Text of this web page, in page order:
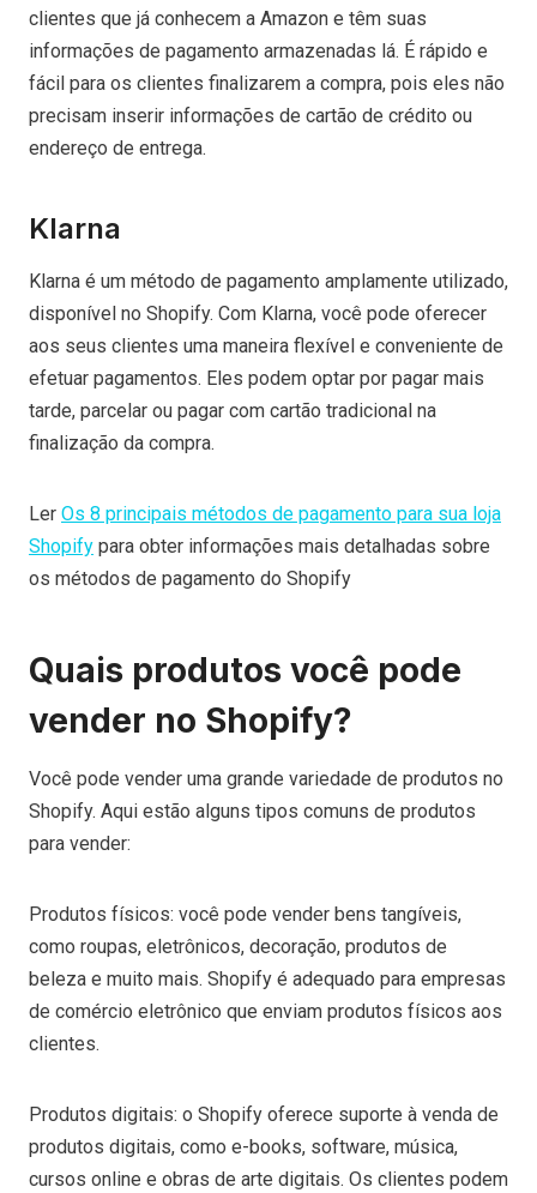
clientes que já conhecem a Amazon e têm suas
informações de pagamento armazenadas lá. É rápido e
fácil para os clientes finalizarem a compra, pois eles não
precisam inserir informações de cartão de crédito ou
endereço de entrega.
Klarna
Klarna é um método de pagamento amplamente utilizado,
disponível no Shopify. Com Klarna, você pode oferecer
aos seus clientes uma maneira flexível e conveniente de
efetuar pagamentos. Eles podem optar por pagar mais
tarde, parcelar ou pagar com cartão tradicional na
finalização da compra.
Ler Os 8 principais métodos de pagamento para sua loja
Shopify para obter informações mais detalhadas sobre
os métodos de pagamento do Shopify
Quais produtos você pode
vender no Shopify?
Você pode vender uma grande variedade de produtos no
Shopify. Aqui estão alguns tipos comuns de produtos
para vender:
Produtos físicos: você pode vender bens tangíveis,
como roupas, eletrônicos, decoração, produtos de
beleza e muito mais. Shopify é adequado para empresas
de comércio eletrônico que enviam produtos físicos aos
clientes.
Produtos digitais: o Shopify oferece suporte à venda de
produtos digitais, como e-books, software, música,
cursos online e obras de arte digitais. Os clientes podem